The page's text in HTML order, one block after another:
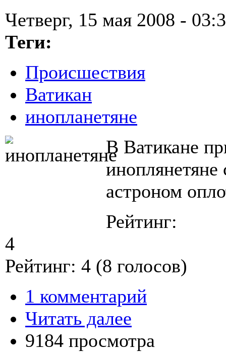
Четверг, 15 мая 2008 -
Теги:
Происшествия
Ватикан
инопланетяне
В Ватикане
астроном
Рейтинг:
4
Рейтинг: 4 (8 голосов)
1 комментарий
Читать далее
9184 просмотра